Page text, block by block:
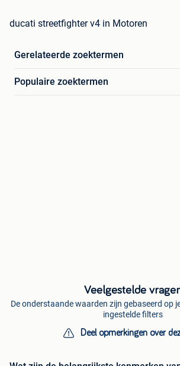
ducati streetfighter v4 in Motoren
Gerelateerde zoektermen
Populaire zoektermen
Veelgestelde
De onderstaande waarden zijn gebaseerd op
ingestelde filters
Deel opmerkingen over